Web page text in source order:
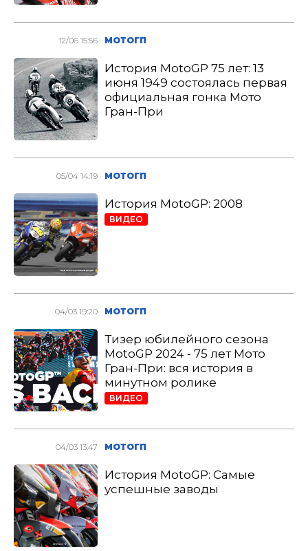
12/06 15:56 МОТОГП
История MotoGP 75 лет: 13
июня 1949 состоялась первая
официальная гонка Мото
Гран-При
05/04 14:19 МОТОГП
История MotoGP: 2008
ВИДЕО
04/03 19:20 МОТОГП
Тизер юбилейного сезона
MotoGP 2024 - 75 лет Мото
Гран-При: вся история в
минутном ролике
ВИДЕО
04/03 13:47 МОТОГП
История MotoGP: Самые
успешные заводы